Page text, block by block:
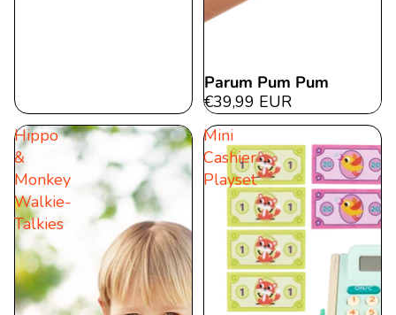
Parum Pum Pum
€39,99 EUR
Hippo
&
Monkey
Walkie-
Talkies
Mini
Cashier
Playset